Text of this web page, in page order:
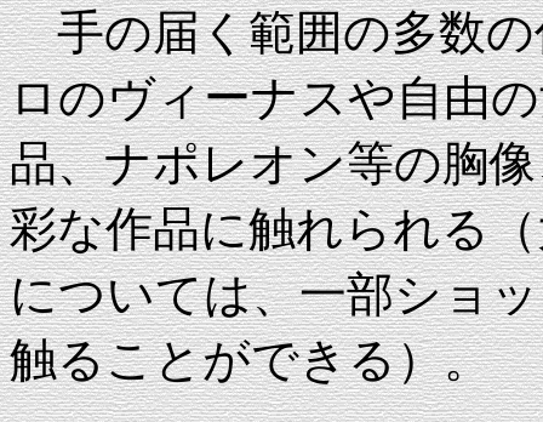
手の届く範囲の多数の
ロのヴィーナスや自由
品、ナポレオン等の胸
彩な作品に触れられる
については、一部ショ
触ることができる）。